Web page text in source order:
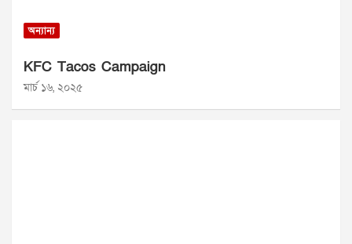
অন্যান্য
KFC Tacos Campaign
মার্চ ১৬, ২০২৫